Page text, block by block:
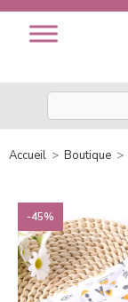
Accueil > Boutique >
-45%